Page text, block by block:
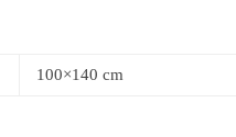
100×140 cm